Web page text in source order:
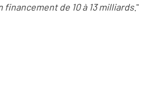
financement de 10 à 13 milliards."